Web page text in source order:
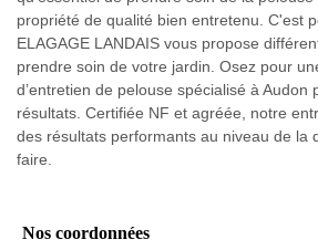
propriété de qualité bien entretenu. C'est
ELAGAGE LANDAIS vous propose
prendre soin de votre jardin. Osez pour
d’entretien de pelouse spécialisé à Audon
résultats. Certifiée NF et agréée, notre
des résultats performants au niveau de la
faire.
Nos coordonnées